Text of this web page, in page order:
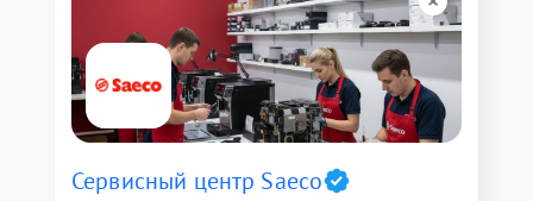
Сервисный центр Saeco